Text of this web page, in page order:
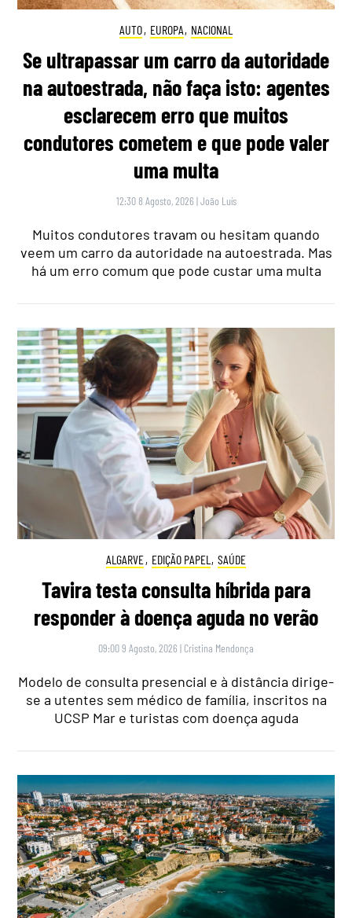
AUTO, EUROPA, NACIONAL
Se ultrapassar um carro da autoridade
na autoestrada, não faça isto: agentes
esclarecem erro que muitos
condutores cometem e que pode valer
uma multa
12:30 8 Agosto, 2026 |João Luís
Muitos condutores travam ou hesitam quando
veem um carro da autoridade na autoestrada. Mas
há um erro comum que pode custar uma multa
ALGARVE, EDIÇÃO PAPEL , SAÚDE
Tavira testa consulta híbrida para
responder à doença aguda no verão
09:00 9 Agosto, 2026 | Cristina Mendonça
Modelo de consulta presencial e à distância dirige-
se a utentes sem médico de família, inscritos na
UCSP Mar e turistas com doença aguda